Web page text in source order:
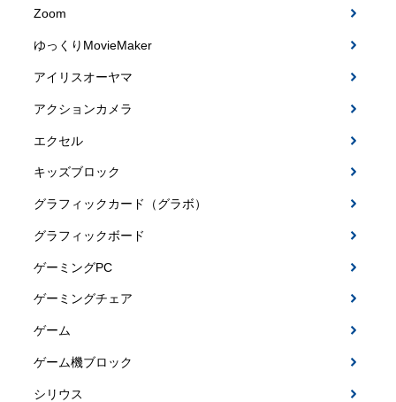
Zoom
ゆっくりMovieMaker
アイリスオーヤマ
アクションカメラ
エクセル
キッズブロック
グラフィックカード（グラボ）
グラフィックボード
ゲーミングPC
ゲーミングチェア
ゲーム
ゲーム機ブロック
シリウス